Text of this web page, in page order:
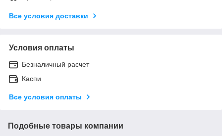
Все условия доставки
Условия оплаты
Безналичный расчет
Каспи
Все условия оплаты
Подобные товары компании